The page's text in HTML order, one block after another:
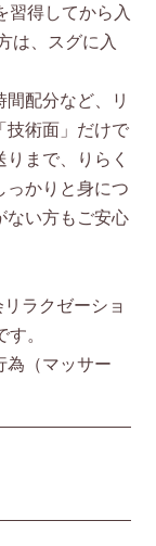
習得してから入
は、スグに入
配分など、リ
技術面」だけで
まで、りらく
っかりと身につ
ない方もご安心
ラクゼーショ
。
（マッサー